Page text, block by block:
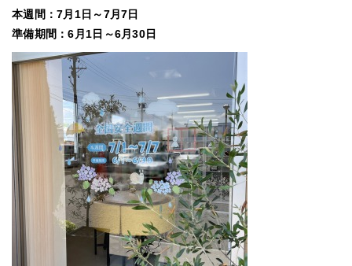
本週間：7月1日～7月7日
準備期間：6月1日～6月30日